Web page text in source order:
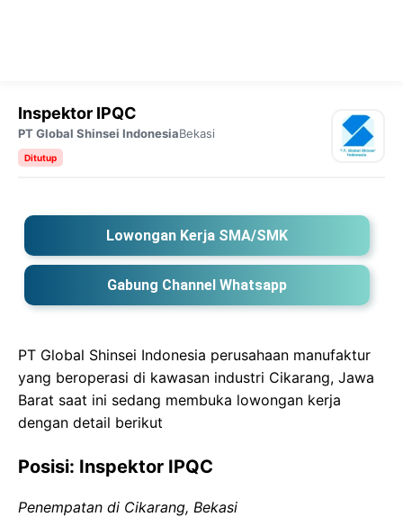
Inspektor IPQC
PT Global Shinsei IndonesiaBekasi
Ditutup
Lowongan Kerja SMA/SMK
Gabung Channel Whatsapp
PT Global Shinsei Indonesia perusahaan manufaktur
yang beroperasi di kawasan industri Cikarang, Jawa
Barat saat ini sedang membuka lowongan kerja
dengan detail berikut
Posisi: Inspektor IPQC
Penempatan di Cikarang, Bekasi